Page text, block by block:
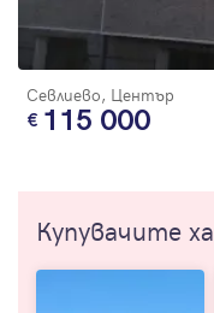
Севлиево, Център
115 000
Купувачите